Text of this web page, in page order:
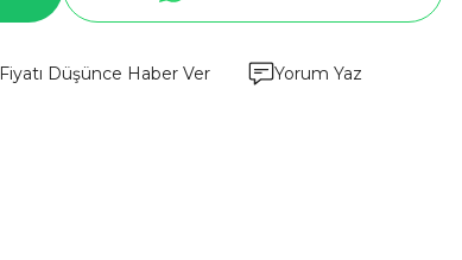
Fiyatı Düşünce Haber Ver Yorum Yaz